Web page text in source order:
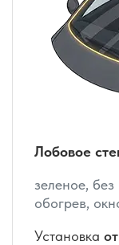
Лобовое
зеленое,
обогрев,
Установка